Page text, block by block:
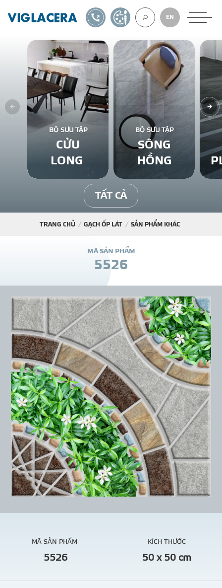
VỀ CHÚNG
GẠCH ỐP LÁT
BÊ TÔNG KHÍ
NGÓI LỢP
THƯ
TIN SỰ KIỆN
TIN CHUYÊN MÔN
LIÊN HỆ - TƯ
EN
1900561582TỰ THIẾT KẾ
BỘ SƯU TẬP
CỬU
LONG
BỘ SƯU TẬP
SÔNG
HỒNG
TẤT CẢ
TRANG CHỦ GẠCH ỐP LÁT SẢN PHẨM KHÁC
MÃ SẢN PHẨM
5526
MÃ SẢN PHẨM
5526
KÍCH THƯỚC
50 x 50 cm